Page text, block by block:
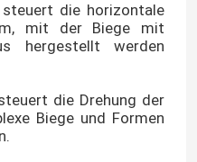
die horizontale
mit der Biege mit
hergestellt werden
die Drehung der
Biege und Formen